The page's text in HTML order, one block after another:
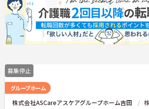
募集停止
グループホーム
株式会社ASCareアスケアグループホーム吉田